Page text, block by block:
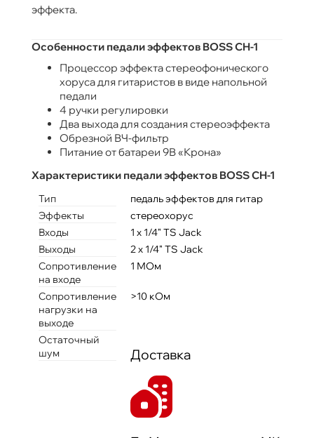
эффекта.
Особенности педали эффектов BOSS CH-1
Процессор эффекта стереофонического
хоруса для гитаристов в виде напольной
педали
4 ручки регулировки
Два выхода для создания стереоэффекта
Обрезной ВЧ-фильтр
Питание от батареи 9В «Крона»
Характеристики педали эффектов BOSS CH-1
Тип
педаль эффектов для гитар
Эффекты
стереохорус
Входы
1 x 1/4" TS Jack
Выходы
2 x 1/4" TS Jack
Сопротивление
на входе
1 МОм
Сопротивление
нагрузки на
выходе
>10 кОм
Остаточный
шум
Доставка